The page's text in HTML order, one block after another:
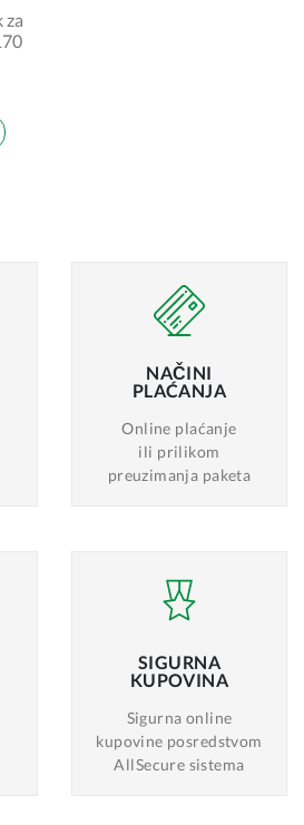
za
NAČINI
PLAĆANJA
Online plaćanje
ili prilikom
preuzimanja paketa
SIGURNA
KUPOVINA
Sigurna online
kupovine posredstvom
AllSecure sistema